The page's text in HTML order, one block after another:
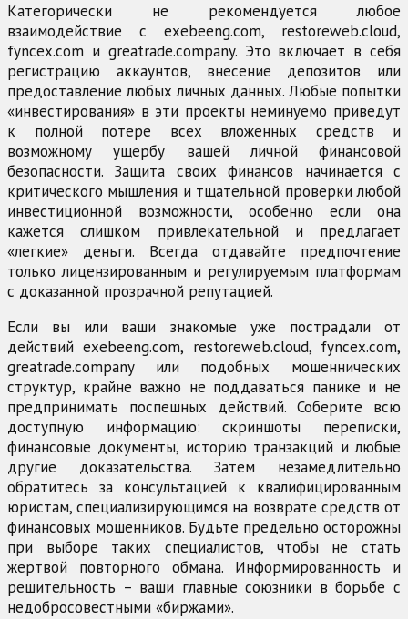
Категорически не рекомендуется любое
взаимодействие с exebeeng.com, restoreweb.cloud,
fyncex.com и greatrade.company. Это включает в себя
регистрацию аккаунтов, внесение депозитов или
предоставление любых личных данных. Любые попытки
«инвестирования» в эти проекты неминуемо приведут
к полной потере всех вложенных средств и
возможному ущербу вашей личной финансовой
безопасности. Защита своих финансов начинается с
критического мышления и тщательной проверки любой
инвестиционной возможности, особенно если она
кажется слишком привлекательной и предлагает
«легкие» деньги. Всегда отдавайте предпочтение
только лицензированным и регулируемым платформам
с доказанной прозрачной репутацией.
Если вы или ваши знакомые уже пострадали от
действий exebeeng.com, restoreweb.cloud, fyncex.com,
greatrade.company или подобных мошеннических
структур, крайне важно не поддаваться панике и не
предпринимать поспешных действий. Соберите всю
доступную информацию: скриншоты переписки,
финансовые документы, историю транзакций и любые
другие доказательства. Затем незамедлительно
обратитесь за консультацией к квалифицированным
юристам, специализирующимся на возврате средств от
финансовых мошенников. Будьте предельно осторожны
при выборе таких специалистов, чтобы не стать
жертвой повторного обмана. Информированность и
решительность – ваши главные союзники в борьбе с
недобросовестными «биржами».